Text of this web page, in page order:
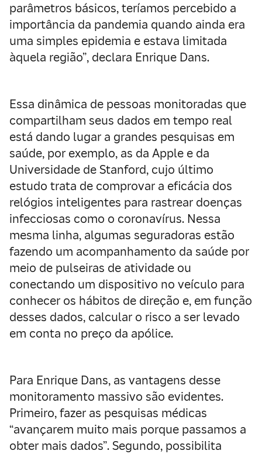
parâmetros básicos, teríamos percebido a
importância da pandemia quando ainda era
uma simples epidemia e estava limitada
àquela região”, declara Enrique Dans.
Essa dinâmica de pessoas monitoradas que
compartilham seus dados em tempo real
está dando lugar a grandes pesquisas em
saúde, por exemplo, as da Apple e da
Universidade de Stanford, cujo último
estudo trata de comprovar a eficácia dos
relógios inteligentes para rastrear doenças
infecciosas como o coronavírus. Nessa
mesma linha, algumas seguradoras estão
fazendo um acompanhamento da saúde por
meio de pulseiras de atividade ou
conectando um dispositivo no veículo para
conhecer os hábitos de direção e, em função
desses dados, calcular o risco a ser levado
em conta no preço da apólice.
Para Enrique Dans, as vantagens desse
monitoramento massivo são evidentes.
Primeiro, fazer as pesquisas médicas
“avançarem muito mais porque passamos a
obter mais dados”. Segundo, possibilita